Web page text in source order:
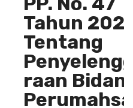
Tahun
Tentang
raan